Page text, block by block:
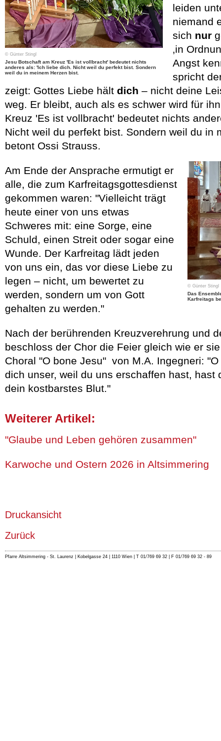
© Günter Stingl
Jesu Botschaft am Kreuz 'Es ist vollbracht' bedeutet nichts
anderes als: 'Ich liebe dich. Nicht weil du perfekt bist. Sondern
weil du in meinem Herzen bist.
leiden
niemand
sich nur
‚in
Angst
spricht
zeigt: Gottes Liebe hält dich – nicht deine
weg. Er bleibt, auch als es schwer wird für
Kreuz 'Es ist vollbracht' bedeutet nichts
Nicht weil du perfekt bist. Sondern weil du in
betont Ossi Strauss.
© Günter Stingl
Das
Karfreitags
Am Ende der Ansprache ermutigt er
alle, die zum Karfreitagsgottesdienst
gekommen waren: "Vielleicht trägt
heute einer von uns etwas
Schweres mit: eine Sorge, eine
Schuld, einen Streit oder sogar eine
Wunde. Der Karfreitag lädt jeden
von uns ein, das vor diese Liebe zu
legen – nicht, um bewertet zu
werden, sondern um von Gott
gehalten zu werden."
Nach der berührenden Kreuzverehrung und
beschloss der Chor die Feier gleich wie er
Choral "O bone Jesu" von M.A. Ingegneri:
dich unser, weil du uns erschaffen hast, hast
dein kostbarstes Blut."
Weiterer Artikel:
"Glaube und Leben gehören zusammen"
Karwoche und Ostern 2026 in Altsimmering
Druckansicht
Zurück
Pfarre Altsimmering - St. Laurenz | Kobelgasse 24 | 1110 Wien | T 01/769 69 32 | F 01/769 69 32 - 89